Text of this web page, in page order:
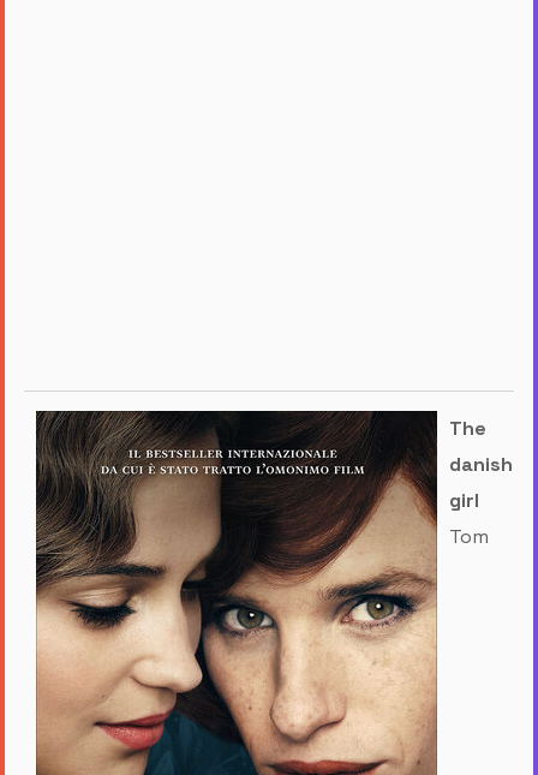
The
danish
girl
Tom